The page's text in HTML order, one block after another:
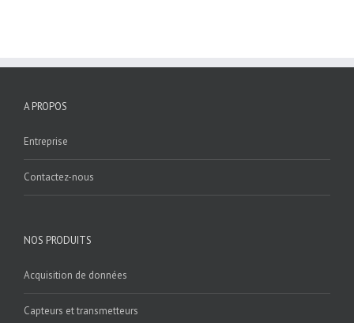
A PROPOS
Entreprise
Contactez-nous
NOS PRODUITS
Acquisition de données
Capteurs et transmetteurs